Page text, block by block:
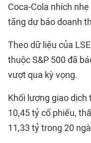
Coca-Cola nhích
tăng dự báo doanh
Theo dữ liệu của
thuộc S&P 500 đã
vượt qua kỳ vọng.
Khối lượng giao dịch
10,45 tỷ cổ phiếu,
11,33 tỷ trong 20